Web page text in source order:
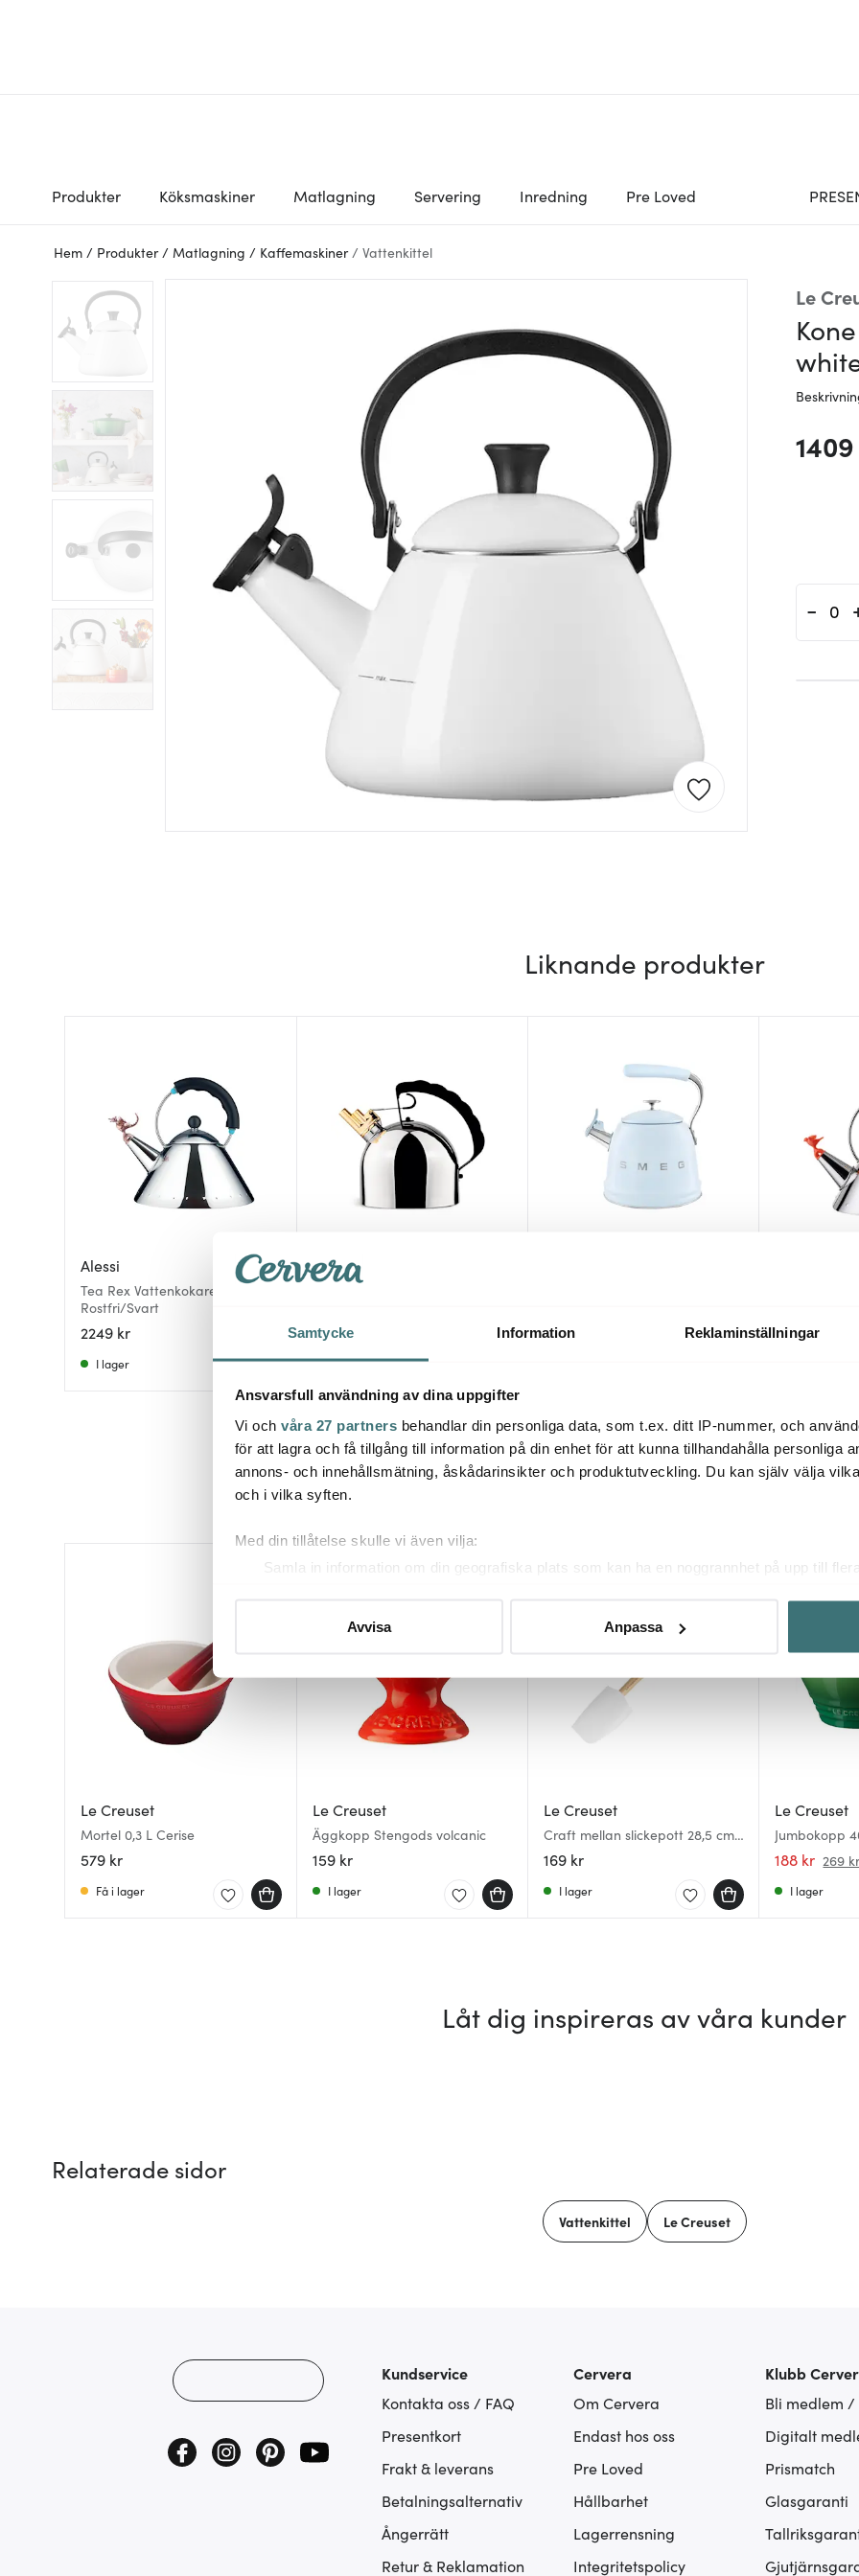
Samtycke Information Reklaminställningar
Ansvarsfull användning av dina uppgifter
Vi och våra 27 partners behandlar din personliga data, som t.ex. ditt IP-nummer, och
för att lagra och få tillgång till information på din enhet för att kunna tillhandahålla personliga
annons- och innehållsmätning, åskådarinsikter och produktutveckling. Du kan själv välja
och i vilka syften.
Med din tillåtelse skulle vi även vilja:
Samla in information om din geografiska plats som kan ha en noggrannhet på upp till
eller dra tillbaka ditt samtycke när som helst från cookie-förklaringen.
Vi använder cookies för att innehållet och annonserna ska anpassas efter det som vi tror att
att vi kan analysera vår trafik och göra hemsidan ännu bättre. Du bestämmer själv vilka
Avvisa Anpassa
Produkter Köksmaskiner Matlagning Servering Inredning Pre Loved
Hem / Produkter / Matlagning / Kaffemaskiner / Vattenkittel
Le
-
Liknande produkter
Alessi
Tea Rex Vattenkokare
Rostfri/Svart
2249 kr
I lager
Alessi
Vattenkokare 9091
3450 kr
Få i lager
1495 kr 1849 kr
Du kanske också gillar
Le Creuset
Mortel 0,3 L Cerise
579 kr
Få i lager
Le Creuset
Äggkopp Stengods volcanic
159 kr
I lager
Le Creuset
Craft mellan slickepott 28,5 cm
white
169 kr
I lager
Le Creuset
Jumbokopp
188 kr 269
I lager
Låt dig inspireras av våra kunder
Relaterade sidor
Vattenkittel Le Creuset
Kundservice
Kontakta oss / FAQ
Presentkort
Frakt & leverans
Betalningsalternativ
Ångerrätt
Retur & Reklamation
Cervera
Om Cervera
Endast hos oss
Pre Loved
Hållbarhet
Lagerrensning
Integritetspolicy
Klubb
Bli medlem /
Digitalt
Prismatch
Glasgaranti